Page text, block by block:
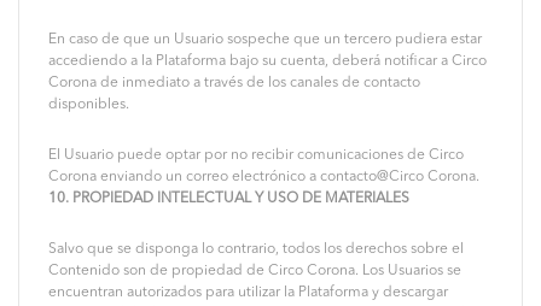
En caso de que un Usuario sospeche que un tercero pudiera estar
accediendo a la Plataforma bajo su cuenta, deberá notificar a Circo
Corona de inmediato a través de los canales de contacto
disponibles.
El Usuario puede optar por no recibir comunicaciones de Circo
Corona enviando un correo electrónico a contacto@Circo Corona.
10. PROPIEDAD INTELECTUAL Y USO DE MATERIALES
Salvo que se disponga lo contrario, todos los derechos sobre el
Contenido son de propiedad de Circo Corona. Los Usuarios se
encuentran autorizados para utilizar la Plataforma y descargar